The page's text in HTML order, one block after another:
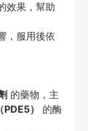
效果，幫助
，服用後依
的藥物，主
）
的酶